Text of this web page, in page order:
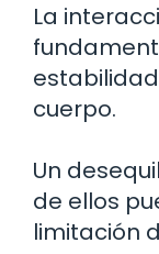
La
cuerpo.
Un
de ellos
limitación